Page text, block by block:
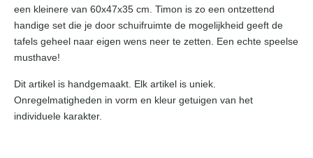
een kleinere van 60x47x35 cm. Timon is zo een ontzettend
handige set die je door schuifruimte de mogelijkheid geeft de
tafels geheel naar eigen wens neer te zetten. Een echte speelse
musthave!
Dit artikel is handgemaakt. Elk artikel is uniek.
Onregelmatigheden in vorm en kleur getuigen van het
individuele karakter.